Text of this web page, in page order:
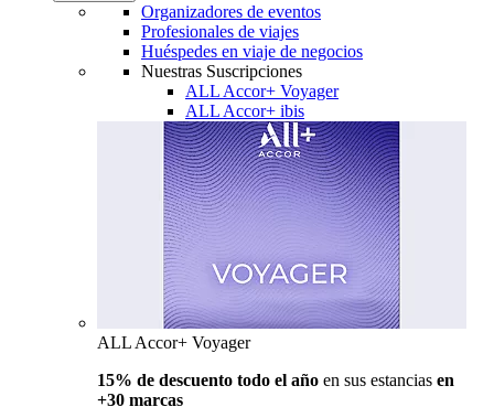
Organizadores de eventos
Profesionales de viajes
Huéspedes en viaje de negocios
Nuestras Suscripciones
ALL Accor+ Voyager
ALL Accor+ ibis
ALL Accor+ Voyager
15% de descuento todo el año en sus estancias en
+30 marcas